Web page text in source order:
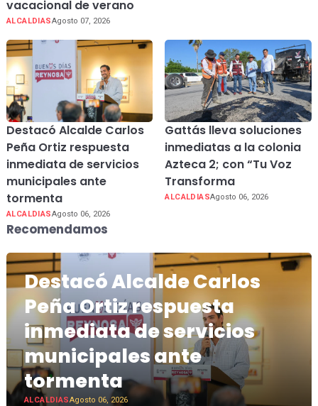
vacacional de verano
ALCALDIASAgosto 07, 2026
Destacó Alcalde Carlos
Peña Ortiz respuesta
inmediata de servicios
municipales ante
tormenta
ALCALDIASAgosto 06, 2026
Gattás lleva soluciones
inmediatas a la colonia
Azteca 2; con “Tu Voz
Transforma
ALCALDIASAgosto 06, 2026
Recomendamos
Destacó Alcalde Carlos
Peña Ortiz respuesta
inmediata de servicios
municipales ante
tormenta
ALCALDIASAgosto 06, 2026